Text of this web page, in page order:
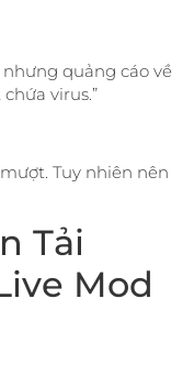
nhưng quảng cáo về
virus.”
mượt. Tuy nhiên nên
Tải
Mod